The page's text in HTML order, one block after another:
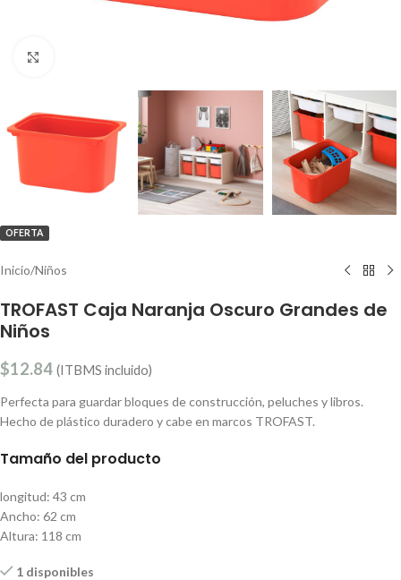
OFERTA
Inicio/Niños
TROFAST Caja Naranja Oscuro Grandes de
Niños
$12.84 (ITBMS incluido)
Perfecta para guardar bloques de construcción, peluches y libros.
Hecho de plástico duradero y cabe en marcos TROFAST.
Tamaño del producto
longitud: 43 cm
Ancho: 62 cm
Altura: 118 cm
1 disponibles